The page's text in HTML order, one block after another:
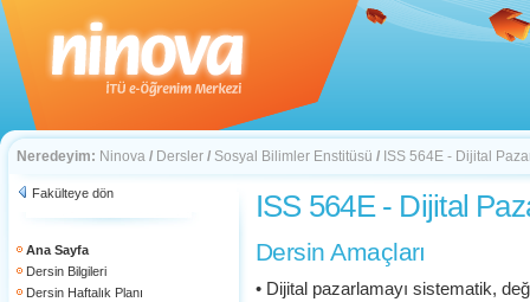
Neredeyim: Ninova / Dersler / Sosyal Bilimler Enstitüsü / ISS 564E - Dijital
Fakülteye dön
Ana Sayfa
Dersin Bilgileri
Dersin Haftalık Planı
ISS 564E - Dijital
Dersin Amaçları
• Dijital pazarlamayı sistematik,